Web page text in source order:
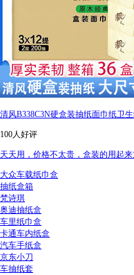
清风B338C3N硬盒装抽纸面巾纸卫
100人好评
天天用，价格不太贵，盒装的用起来
大众车载纸巾盒
抽纸盒箱
梵诗琪
奥迪抽纸盒
车里纸巾盒
卡通车内纸盒
汽车手纸盒
京东小刀
车抽纸套